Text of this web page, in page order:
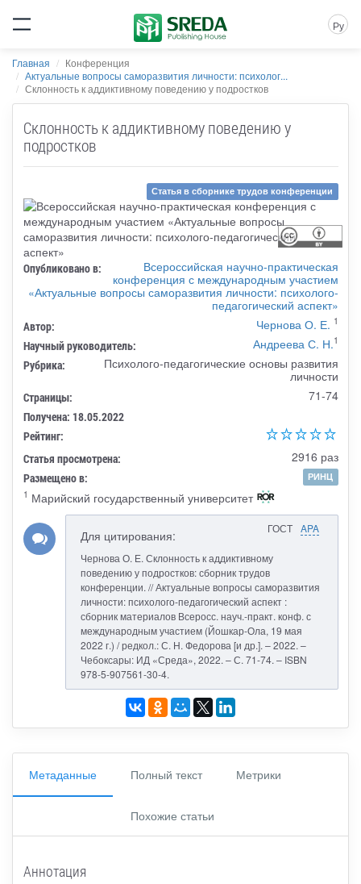
Ру
Главная
Конференция
Актуальные вопросы саморазвития личности: психолог...
Склонность к аддиктивному поведению у подростков
Склонность к аддиктивному поведению у
подростков
Статья в сборнике трудов конференции
Опубликовано в:
Всероссийская научно-практическая
конференция с международным участием
«Актуальные вопросы саморазвития личности: психолого-
педагогический аспект»
Автор: Чернова О. Е. 1
Научный руководитель: Андреева С. Н.1
Рубрика:
Психолого-педагогические основы развития
личности
Страницы: 71-74
Получена: 18.05.2022
Рейтинг:
Статья просмотрена:
2916 раз
Размещено в:
РИНЦ
1 Марийский государственный университет
ГОСТ APA
Для цитирования:
Чернова О. Е. Склонность к аддиктивному
поведению у подростков: сборник трудов
конференции. // Актуальные вопросы саморазвития
личности: психолого-педагогический аспект :
сборник материалов Всеросс. науч.-практ. конф. с
международным участием (Йошкар-Ола, 19 мая
2022 г.) / редкол.: С. Н. Федорова [и др.]. – 2022. –
Чебоксары: ИД «Среда», 2022. – С. 71-74. – ISBN
978-5-907561-30-4.
Метаданные Полный текст Метрики
Похожие статьи
Аннотация